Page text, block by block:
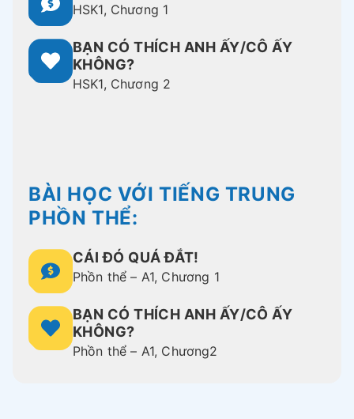
HSK1, Chương 1
BẠN CÓ THÍCH ANH ẤY/CÔ ẤY
KHÔNG?
HSK1, Chương 2
BÀI HỌC VỚI TIẾNG TRUNG
PHỒN THỂ:
CÁI ĐÓ QUÁ ĐẮT!
Phồn thể – A1, Chương 1
BẠN CÓ THÍCH ANH ẤY/CÔ ẤY
KHÔNG?
Phồn thể – A1, Chương2